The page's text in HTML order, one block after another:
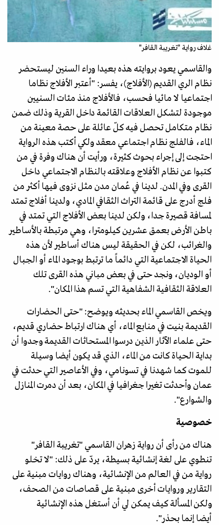
غلاف رواية "تغريبة القافر"
والقاسمي يعود بروايته هذه بعيدا وراء السنين ليستحضر
نظام الري القديم (الأفلاج)، يفسر: "أعتبر الأفلاج نظاما
اجتماعيا لا مائيا فحسب، فالأفلاج منذ مئات السنيين
موجودة لتشكل العلاقات القائمة داخل القرية وذلك ضمن
نظام متكامل تحصل فيه كلّ عائلة على حصة معينة من
الماء، فالفلج نظام اجتماعي معقد ولكي أكتب هذه الرواية
احتجت إلى إجراء بحوث كثيرة، ورأيت أن هناك وفرة في من
كتبوا عن نظام الأفلاج وعلاقته بالنظام الاجتماعي داخل
القرى وفي المدن. لدينا في عُمان مدن مثل نزوى فيها أكثر من
فلج أدرج على قائمة التراث الثقافي المادي، ولدينا أفلاج تمتد
لمسافة قصيرة جدا، ولكن لدينا بعض الأفلاج التي تمتد في
باطن الأرض بعمق عشرين كيلومترا، وهي مرتبطة بالأساطير
والغرائب، لكن في الحقيقة ليس هناك أساطير لأن هذه
الحياة الاجتماعية التي دائماً ما ترتبط بوجود الماء أو الجبال
أو الوديان، ونجد حتى في بعض مباني هذه القرى تلك
العلاقة الثقافية الشفاهية التي تسم هذا المكان".
ويخص القاسمي الماء بحديثه ويوضح: "حتى الحضارات
القديمة بنيت في منابع الماء، أي هناك ارتباط حضاري قديم،
حتى علماء الآثار الذين درسوا المستحاثات القديمة وجدوا أن
بداية الحياة كانت من الماء، الذي قد يكون أيضا وسيلة
للموت كما شهدنا في تسونامي، وفي الأعاصير التي حدثت في
عمان وأحدثت تغيرا جغرافيا في المكان، بعد أن دمرت المنازل
والشوارع".
خصوصية
هناك من رأى أن رواية زهران القاسمي "تغريبة القافر"
تنطوي على لغة إنشائية بسيطة، يردّ على ذلك: "لا تخلو
رواية من في العالم من الإنشائية، وهناك روايات مبنية على
التقارير وروايات أخرى مبنية على قصاصات من الصحف،
ولكن المسألة كيف يمكن لي أن أستغل هذه الإنشائية
أيضا إنما بحذر".